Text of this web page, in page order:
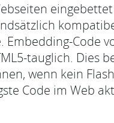
Embedding-Code
tauglich. Dies
wenn kein
Code im Web